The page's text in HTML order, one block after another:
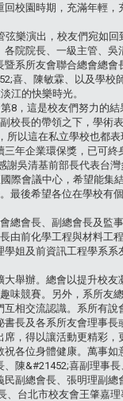
校園時期，充滿年輕，
樂演出，校友們宛如回
院院長、一級主管、吳
系所友會聯合總會總會
喜、陳敏霖、以及學校
江的快樂時光。
8，這是校友們努力的
校長的帶領之下，學術
所以這在私立學校也都
年企業環保獎，已可終
謝吳清基前部長代表台
際會議中心，希望能集
最後希望各位在學校有
總會長、副總會長及監
由前化學工程與材料工
姐及前資訊工程學系系
舉辦。總會以提升校友
味競賽。另外，系所友
相交流認識。系所有
長及各系所友會理事長
，得以讓活動更精彩，
各位身體健康。萬事如
陳&#21452;喜副理事
副總會長、張明理副
台北市校友會王肇嘉